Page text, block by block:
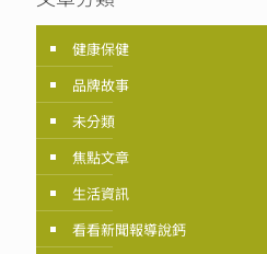
健康保健
品牌故事
未分類
焦點文章
生活資訊
看看新聞報導說鈣